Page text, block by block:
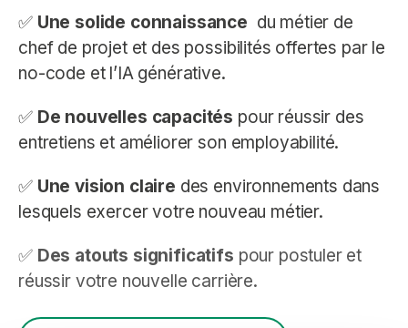
✅ Une solide connaissance du métier de
chef de projet et des possibilités offertes par le
no-code et l’IA générative.
✅ De nouvelles capacités pour réussir des
entretiens et améliorer son employabilité.
✅ Une vision claire des environnements dans
lesquels exercer votre nouveau métier.
✅ Des atouts significatifs pour postuler et
réussir votre nouvelle carrière.